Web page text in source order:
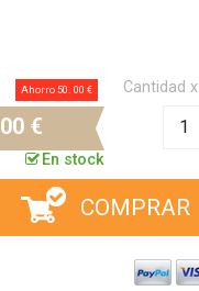
Ahorro 50. 00 €
00 €
En stock
Cantidad x
COMPRAR